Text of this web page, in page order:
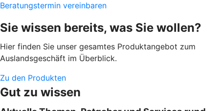
Beratungstermin vereinbaren
Sie wissen bereits, was Sie wollen?
Hier finden Sie unser gesamtes Produktangebot zum
Auslandsgeschäft im Überblick.
Zu den Produkten
Gut zu wissen